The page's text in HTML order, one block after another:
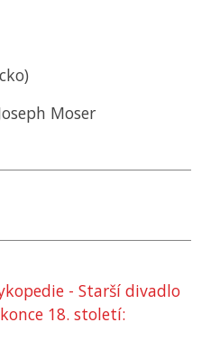
Moser
- Starší divadlo
18. století: